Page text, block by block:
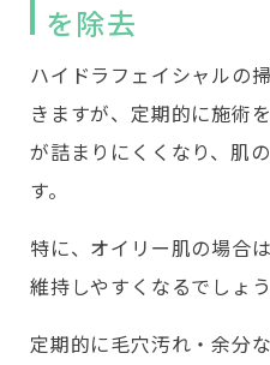
を除去
ハイドラフェイシャルの
きますが、定期的に施術
が詰まりにくくなり、肌
す。
特に、オイリー肌の場合
維持しやすくなるでしょう
定期的に毛穴汚れ・余分